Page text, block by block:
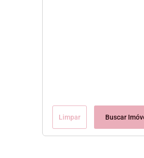
Limpar Buscar